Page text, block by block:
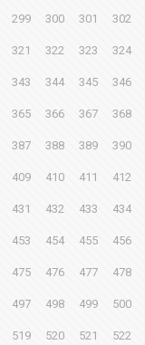
299 300 301 302
321 322 323 324
343 344 345 346
365 366 367 368
387 388 389 390
409 410 411 412
431 432 433 434
453 454 455 456
475 476 477 478
497 498 499 500
519 520 521 522